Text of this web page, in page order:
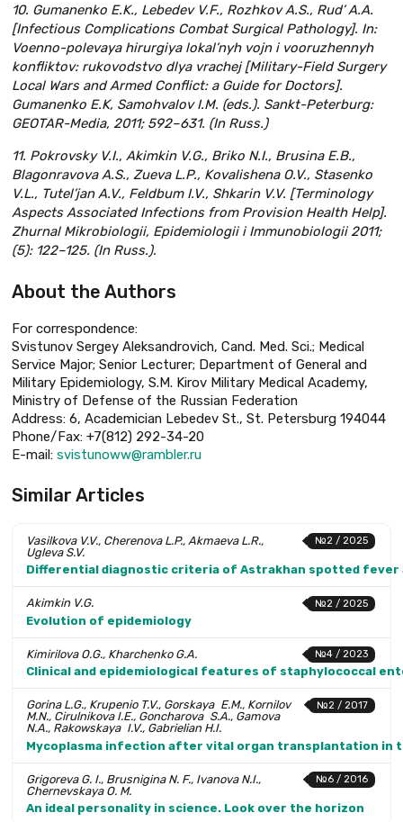
10. Gumanenko E.K., Lebedev V.F., Rozhkov A.S., Rud’ A.A.
[Infectious Complications Combat Surgical Pathology]. In:
Voenno-polevaya hirurgiya lokal’nyh vojn i vooruzhennyh
konfliktov: rukovodstvo dlya vrachej [Military-Field Surgery
Local Wars and Armed Conflict: а Guide for Doctors].
Gumanenko E.K, Samohvalov I.M. (eds.). Sankt-Peterburg:
GEOTAR-Media, 2011; 592–631. (In Russ.)
11. Pokrovskу V.I., Akimkin V.G., Briko N.I., Brusina E.B.,
Blagonravova A.S., Zueva L.P., Kovalishena O.V., Stasenko
V.L., Tutel’jan A.V., Feldbum I.V., Shkarin V.V. [Terminology
Aspects Associated Infections from Provision Health Help].
Zhurnal Mikrobiologii, Epidemiologii i Immunobiologii 2011;
(5): 122–125. (In Russ.).
About the Authors
For correspondence:
Svistunov Sergey Aleksandrovich, Cand. Med. Sci.; Medical
Service Major; Senior Lecturer; Department of General and
Military Epidemiology, S.M. Kirov Military Medical Academy,
Ministry of Defense of the Russian Federation
Address: 6, Academician Lebedev St., St. Petersburg 194044
Phone/Fax: +7(812) 292-34-20
Е-mail: svistunoww@rambler.ru
Similar Articles
№2 / 2025
Vasilkova V.V., Cherenova L.P., Akmaeva L.R.,
Ugleva S.V.
Differential diagnostic criteria of Astrakhan spotted fever
№2 / 2025
Akimkin V.G.
Evolution of epidemiology
№4 / 2023
Kimirilova O.G., Kharchenko G.A.
Clinical and epidemiological features of staphylococcal
№2 / 2017
Gorina L.G., Krupenio T.V., Gorskaya E.M., Kornilov
M.N., Cirulnikova I.E., Goncha­rova S.A., Gamova
N.A., Rakowskaya I.V., Gabrielian H.I.
Mycoplasma infection after vital organ transplantation in
№6 / 2016
Grigoreva G. I., Brusnigina N. F., Ivanova N.I.,
Chernevskaya O. M.
An ideal personality in science. Look over the horizon